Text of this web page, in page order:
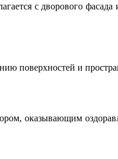
с дворового
поверхностей и
оказывающим